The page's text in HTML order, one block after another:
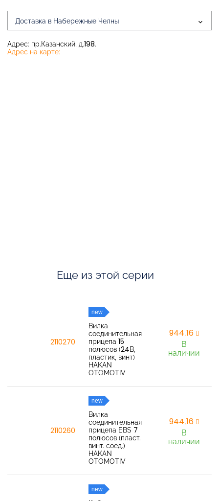
Доставка в Набережные Челны
Адрес: пр.Казанский, д.198.
Адрес на карте:
Еще из этой серии
2110270
new
Вилка
соединительная
прицепа 15
полюсов (24В,
пластик, винт)
HAKAN
OTOMOTIV
944,16
В
наличии
2110260
new
Вилка
соединительная
прицепа EBS 7
полюсов (пласт.
винт. соед.)
HAKAN
OTOMOTIV
944,16
В
наличии
new